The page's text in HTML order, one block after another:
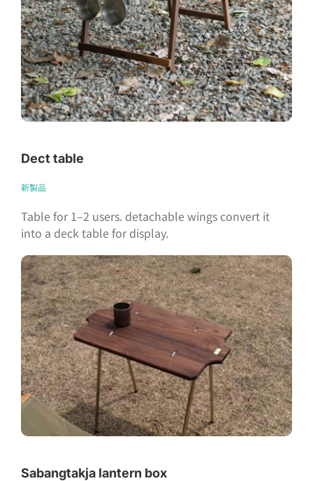
Dect table
新製品
Table for 1–2 users. detachable wings convert it
into a deck table for display.
Sabangtakja lantern box